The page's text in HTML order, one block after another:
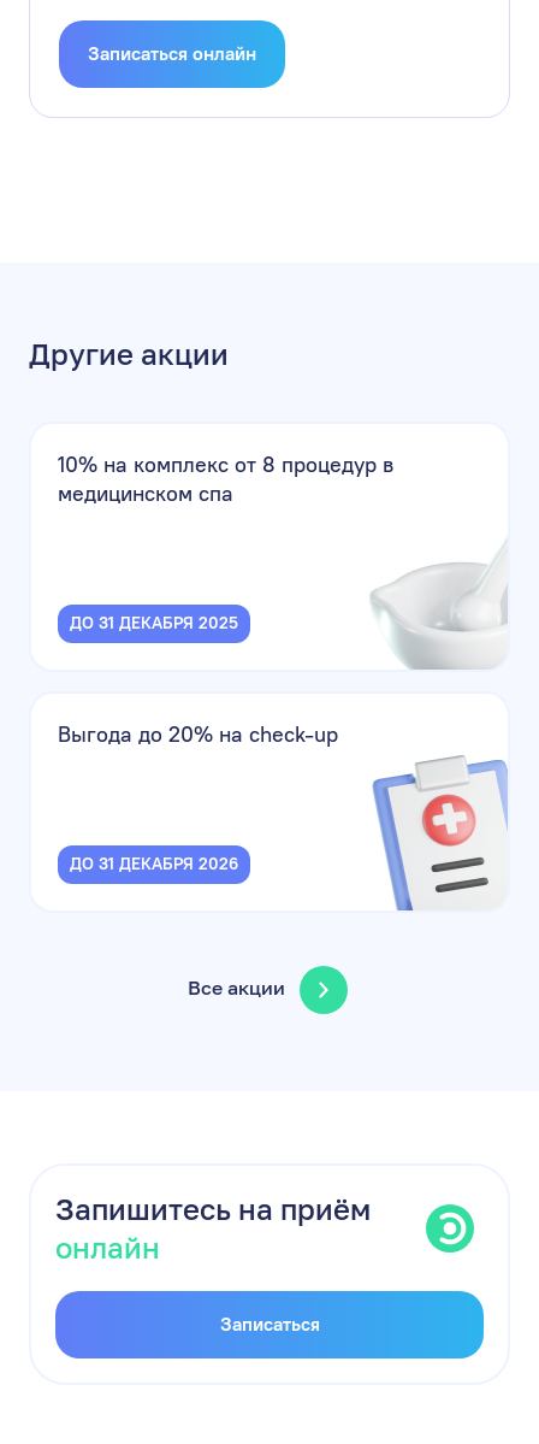
Записаться онлайн
Другие акции
10% на комплекс от 8 процедур в
медицинском спа
ДО 31 ДЕКАБРЯ 2025
Выгода до 20% на check-up
ДО 31 ДЕКАБРЯ 2026
Все акции
Запишитесь на приём
онлайн
Записаться